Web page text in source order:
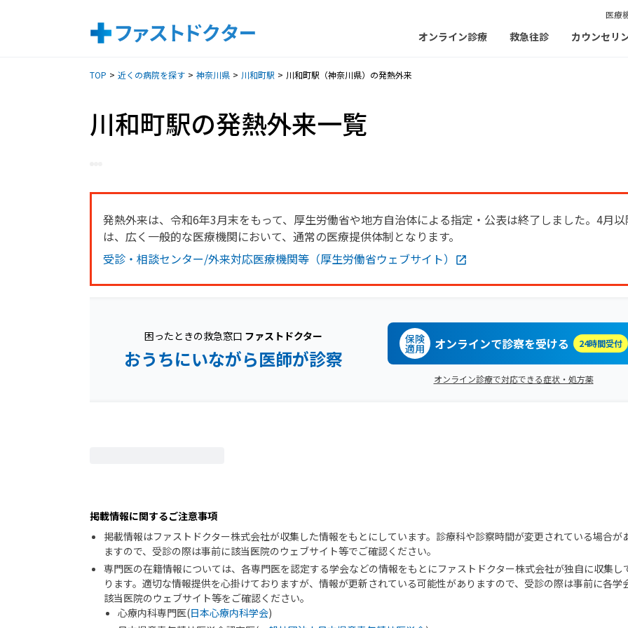
医療
オンライン診療 救急往診 カウンセリ
TOP 近くの病院を探す 神奈川県 川和町駅 川和町駅（神奈川県）の発熱外来
川和町駅の発熱外来一覧
発熱外来は、令和6年3月末をもって、厚生労働省や地方自治体による指定・公表は終了しました。4月以
は、広く一般的な医療機関において、通常の医療提供体制となります。
受診・相談センター/外来対応医療機関等（厚生労働省ウェブサイト）
困ったときの救急窓口 ファストドクター
おうちにいながら医師が診察
保険
適用 オンラインで診察を受ける 24時間受付
オンライン診療で対応できる症状・処方薬
掲載情報に関するご注意事項
掲載情報はファストドクター株式会社が収集した情報をもとにしています。診療科や診察時間が変更されている場合が
ますので、受診の際は事前に該当医院のウェブサイト等でご確認ください。
専門医の在籍情報については、各専門医を認定する学会などの情報をもとにファストドクター株式会社が独自に収集し
ります。適切な情報提供を心掛けておりますが、情報が更新されている可能性がありますので、受診の際は事前に各学
該当医院のウェブサイト等をご確認ください。
心療内科専門医(日本心療内科学会)